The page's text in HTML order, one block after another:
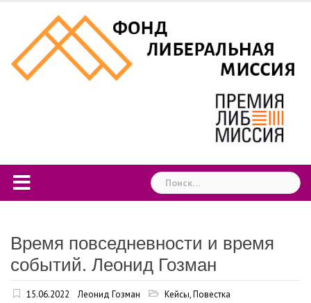
content
Найти:
Время повседневности и время
событий. Леонид Гозман
15.06.2022 Леонид Гозман Кейсы,Повестка